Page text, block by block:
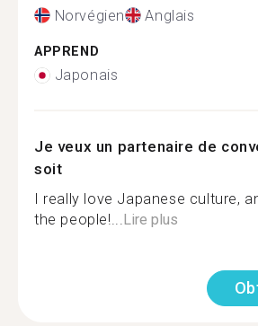
Norvégien Anglais
APPREND
Japonais
Je veux un partenaire de
soit
I really love Japanese culture,
the people!...Lire plus